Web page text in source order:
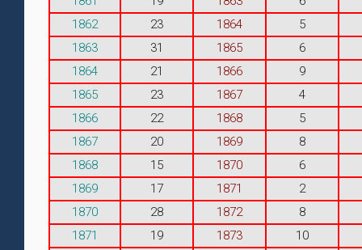
1862
23 1864
5
1863
31 1865
6
1864
21 1866
9
1865
23 1867
4
1866
22 1868
5
1867
20 1869
8
1868
15 1870
6
1869
17 1871
2
1870
28 1872
8
1871
19 1873
10